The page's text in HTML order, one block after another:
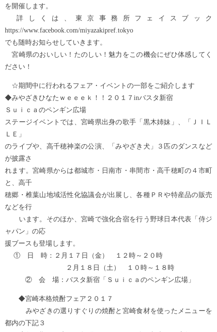
を開催します。
詳しくは、東京事務所フェイスブック
https://www.facebook.com/miyazakipref.tokyo
でも随時お知らせしていきます。
宮崎県のおいしい！たのしい！魅力をこの機会にぜひ体感してく
ださい！
☆期間中に行われるフェア・イベントの一部をご紹介します
◆みやざきひなたｗｅｅｅｋ！！２０１７inバスタ新宿
Ｓｕｉｃａのペンギン広場
ステージイベントでは、宮崎県出身の歌手「黒木姉妹」、「ＪＩＬ
ＬＥ」
のライブや、高千穂神楽の公演、「みやざき犬」３匹のダンスなど
が披露さ
れます。宮崎県からは都城市・日南市・串間市・高千穂町の４市町
と、高千
穂郷・椎葉山地域活性化協議会が出展し、各種ＰＲや特産品の販売
などを行
います。そのほか、宮崎で強化合宿を行う野球日本代表「侍ジ
ャパン」の応
援ブースも登場します。
① 日 時：２月１７日（金） １２時～２０時
２月１８日（土） １０時～１８時
② 会 場：バスタ新宿「Ｓｕｉｃａのペンギン広場」
◆宮崎本格焼酎フェア２０１７
みやざきの選りすぐりの焼酎と宮崎食材を使ったメニューを
都内の下記３